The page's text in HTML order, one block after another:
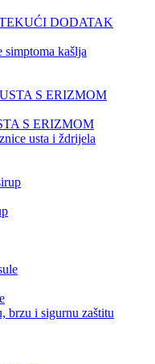
DODATAK
simptoma kašlja
S ERIZMOM
usta i ždrijela
brzu i sigurnu zaštitu